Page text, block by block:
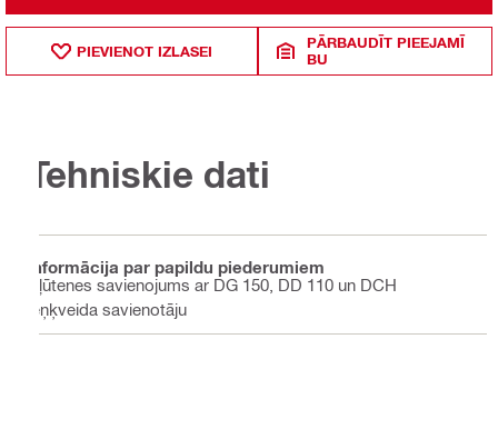
PIEVIENOT IZLASEI
PĀRBAUDĪT PIEEJAMĪ
BU
Tehniskie dati
Informācija par papildu piederumiem
Šļūtenes savienojums ar DG 150, DD 110 un DCH
leņķveida savienotāju